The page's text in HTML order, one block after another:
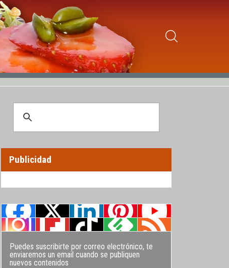
Publicidad
Puedes suscribirte por correo electrónico, te
enviaremos un email cuando se publiquen
nuevos contenidos